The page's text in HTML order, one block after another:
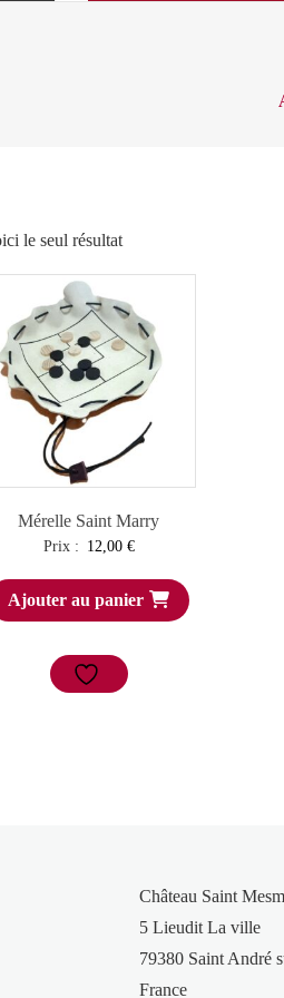
le seul résultat
Mérelle Saint Marry
Prix : 12,00 €
Ajouter au panier
Château Saint
5 Lieudit La ville
79380 Saint André
France